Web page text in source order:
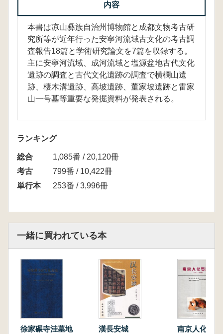
内容
本書は凉山彝族自治州博物館と成都文物考古研
究所等が近年行った安寧河流域古文化の考古調
査報告18篇と学術研究論文を7篇を収録する。
主に安寧河流域、成河流域と塩源盆地古代文化
遺跡の調査と古代文化遺跡の調査で横欄山遺
跡、棲木溝遺跡、高坡遺跡、董家坡遺跡と雷家
山一号墓等重要な発掘資料が発表される。
ランキング
総合
1,085番 / 20,120冊
考古
799番 / 10,422冊
単行本
253番 / 3,996冊
一緒に買われている本
徐家碾寺洼墓地
漢長安城
南京人化石